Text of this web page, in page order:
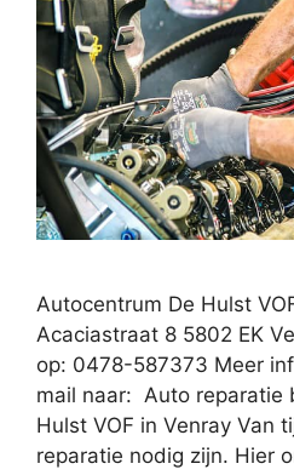
Autocentrum De Hulst
Acaciastraat 8 5802 EK
op: 0478-587373 Meer
mail naar: Auto reparatie
Hulst VOF in Venray Van
reparatie nodig zijn. Hier